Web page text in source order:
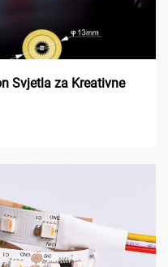
Svjetla za Kreativne